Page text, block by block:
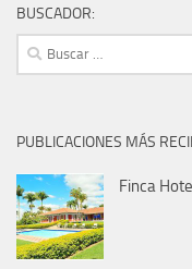
BUSCADOR:
Buscar:
PUBLICACIONES MÁS
Finca